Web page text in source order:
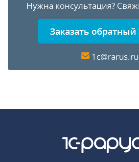
Нужна консультация?
Заказать обратный
1c@rarus.ru